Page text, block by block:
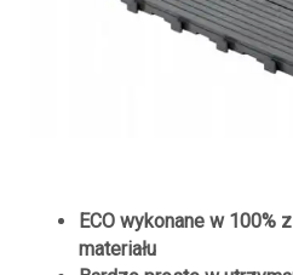
ECO wykonane w 100%
materiału